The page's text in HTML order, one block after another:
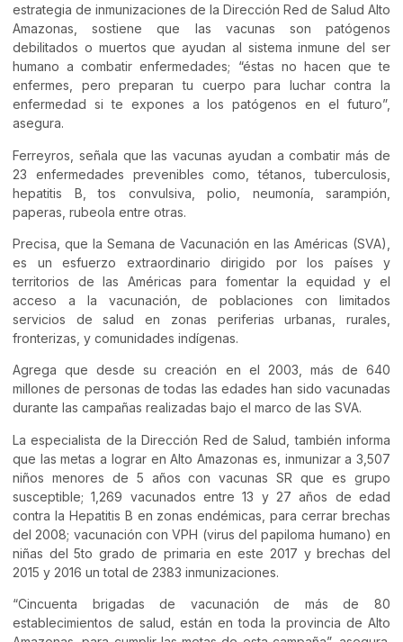
estrategia de inmunizaciones de la Dirección Red de Salud Alto
Amazonas, sostiene que las vacunas son patógenos
debilitados o muertos que ayudan al sistema inmune del ser
humano a combatir enfermedades; “éstas no hacen que te
enfermes, pero preparan tu cuerpo para luchar contra la
enfermedad si te expones a los patógenos en el futuro”,
asegura.
Ferreyros, señala que las vacunas ayudan a combatir más de
23 enfermedades prevenibles como, tétanos, tuberculosis,
hepatitis B, tos convulsiva, polio, neumonía, sarampión,
paperas, rubeola entre otras.
Precisa, que la Semana de Vacunación en las Américas (SVA),
es un esfuerzo extraordinario dirigido por los países y
territorios de las Américas para fomentar la equidad y el
acceso a la vacunación, de poblaciones con limitados
servicios de salud en zonas periferias urbanas, rurales,
fronterizas, y comunidades indígenas.
Agrega que desde su creación en el 2003, más de 640
millones de personas de todas las edades han sido vacunadas
durante las campañas realizadas bajo el marco de las SVA.
La especialista de la Dirección Red de Salud, también informa
que las metas a lograr en Alto Amazonas es, inmunizar a 3,507
niños menores de 5 años con vacunas SR que es grupo
susceptible; 1,269 vacunados entre 13 y 27 años de edad
contra la Hepatitis B en zonas endémicas, para cerrar brechas
del 2008; vacunación con VPH (virus del papiloma humano) en
niñas del 5to grado de primaria en este 2017 y brechas del
2015 y 2016 un total de 2383 inmunizaciones.
“Cincuenta brigadas de vacunación de más de 80
establecimientos de salud, están en toda la provincia de Alto